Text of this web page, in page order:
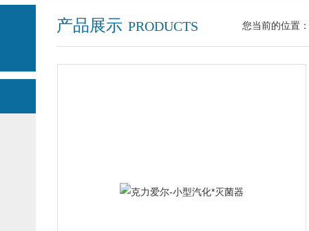
产品展示 PRODUCTS 您当前的位置：